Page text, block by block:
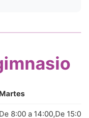
Martes
De 8:00 a 14:00,De 15:00